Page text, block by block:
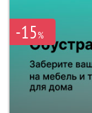
-15%